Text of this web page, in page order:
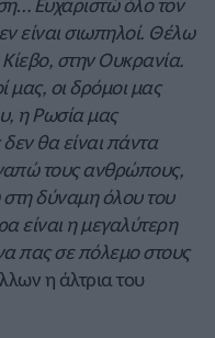
Ευχαριστώ όλο τον
είναι σιωπηλοί. Θέλω
Κίεβο, στην Ουκρανία.
οι δρόμοι μας
η Ρωσία μας
θα είναι πάντα
τους ανθρώπους,
δύναμη όλου του
είναι η μεγαλύτερη
πας σε πόλεμο στους
η άλτρια του